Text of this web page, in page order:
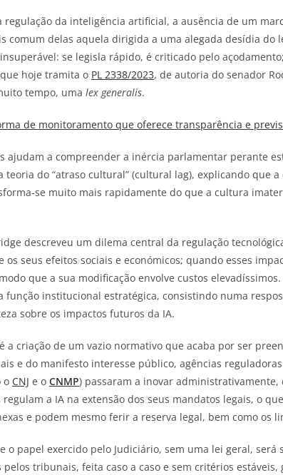
da inteligência artificial, a ausência de um
comum delas aquela dirigida a uma alegada desídia do
se legisla rápido, é criticado pelo
hoje tramita o PL 2338/2023, de autoria do senador
tempo, uma lex generalis.
de monitoramento que oferece transparência e
ajudam a compreender a inércia parlamentar perante
teoria do “atraso cultural” (cultural lag), explicando que
se muito mais rapidamente do que a cultura
descreveu um dilema central da regulação
os seus efeitos sociais e económicos; quando esses
que a sua modificação envolve custos
função institucional estratégica, consistindo numa
sobre os impactos futuros da IA.
a criação de um vazio normativo que acaba por ser
e do manifesto interesse público, agências reguladoras
o CNJ e o CNMP) passaram a inovar
a IA na extensão dos seus mandatos legais, o
e podem mesmo ferir a reserva legal, bem como os
o papel exercido pelo Judiciário, sem uma lei geral, será
tribunais, feita caso a caso e sem critérios estáveis,